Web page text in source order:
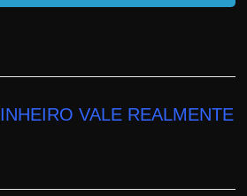
VALE REALMENTE